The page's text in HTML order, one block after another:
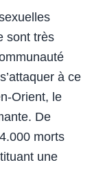
sont très
à ce
Orient, le
De
morts
une